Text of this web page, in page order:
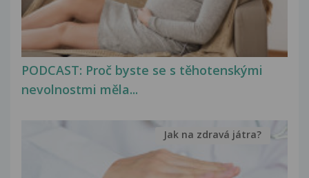
PODCAST: Proč byste se s těhotenskými
nevolnostmi měla...
Jak na zdravá játra?